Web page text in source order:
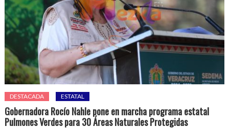
DESTACADA ESTATAL
Gobernadora Rocío Nahle pone en marcha programa estatal
Pulmones Verdes para 30 Áreas Naturales Protegidas